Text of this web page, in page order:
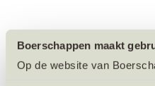
Boerschappen maakt
Op de website van